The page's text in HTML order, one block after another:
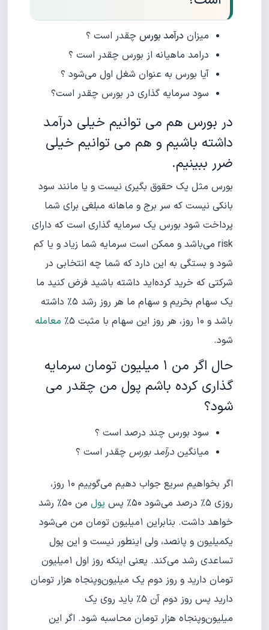
میزان درآمد بورس چقدر است ؟
درامد ماهیانه از بورس چقدر است ؟
آیا بورس به عنوان شغل اول می‌شود ؟
سود سرمایه گذاری در بورس چقدر است؟
در بورس هم می توانیم خیلی درآمد
داشته باشیم و هم می توانیم خیلی
ضرر ببینیم.
بورس مثل یک حقوق بگیری نیست و یا مانند سود
بانکی نیست که سر برج و ماهانه مبلغی برای شما
پرداخت شود بورس یک سرمایه گذاری است که دارای
risk می‌باشد و ممکن است سرمایه شما زیاد و یا کم
شود و بستگی به این دارد که شما چه انتخابی در
شرکتی که خرید کرده‌اید داشته باشید فرض کنید ما
یک سهام بخریم و سهام ما هر روز رشد ۵% داشته
باشد و ۱۰ روز، هر روز این سهام با مثبت ۵%
معامله
شود.
حال اگر من ۱ میلیون تومان سرمایه
گذاری کرده باشم پول من چقدر می
شود؟
سود بورس چند درصد است ؟
میانگین درآمد بورس چقدر است ؟
اگر بخواهیم سریع جواب دهیم می‌گوییم ۱۰ روز،
روزی ۵% درصد می‌شود ۵۰% پس
پول
من ۵۰% رشد
خواهد داشت. بنابراین ۱میلیون تومان من می‌شود
یکمیلیون ‌و ‌پانصد، ولی اینطور نیست و این پول
تساعدی رشد می‌کند. یعنی اینکه روز اول ۱میلیون
تومان دارید و روز دوم یک میلیون‌و‌پنجاه هزار تومان
دارید پس روز دوم آن ۵% باید روی یک
میلیون‌و‌پنجاه هزار تومان محاسبه شود. اگر این